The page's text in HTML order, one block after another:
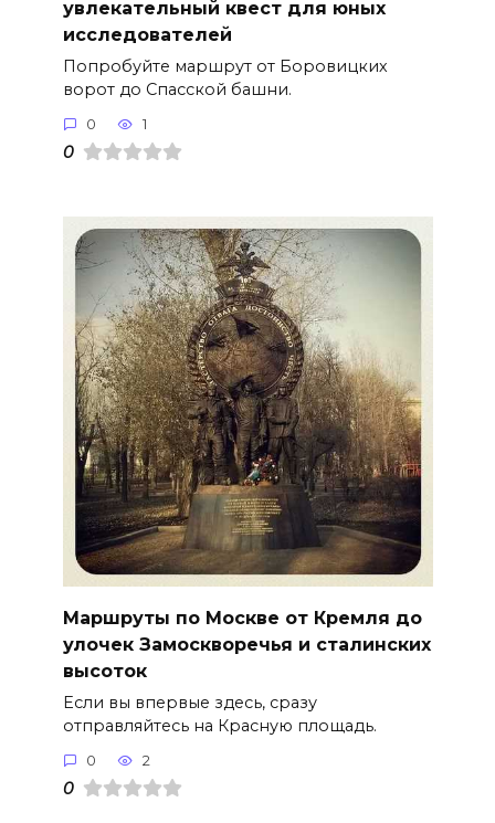
увлекательный квест для юных
исследователей
Попробуйте маршрут от Боровицких
ворот до Спасской башни.
0 1
0
Маршруты по Москве от Кремля до
улочек Замоскворечья и сталинских
высоток
Если вы впервые здесь, сразу
отправляйтесь на Красную площадь.
0 2
0